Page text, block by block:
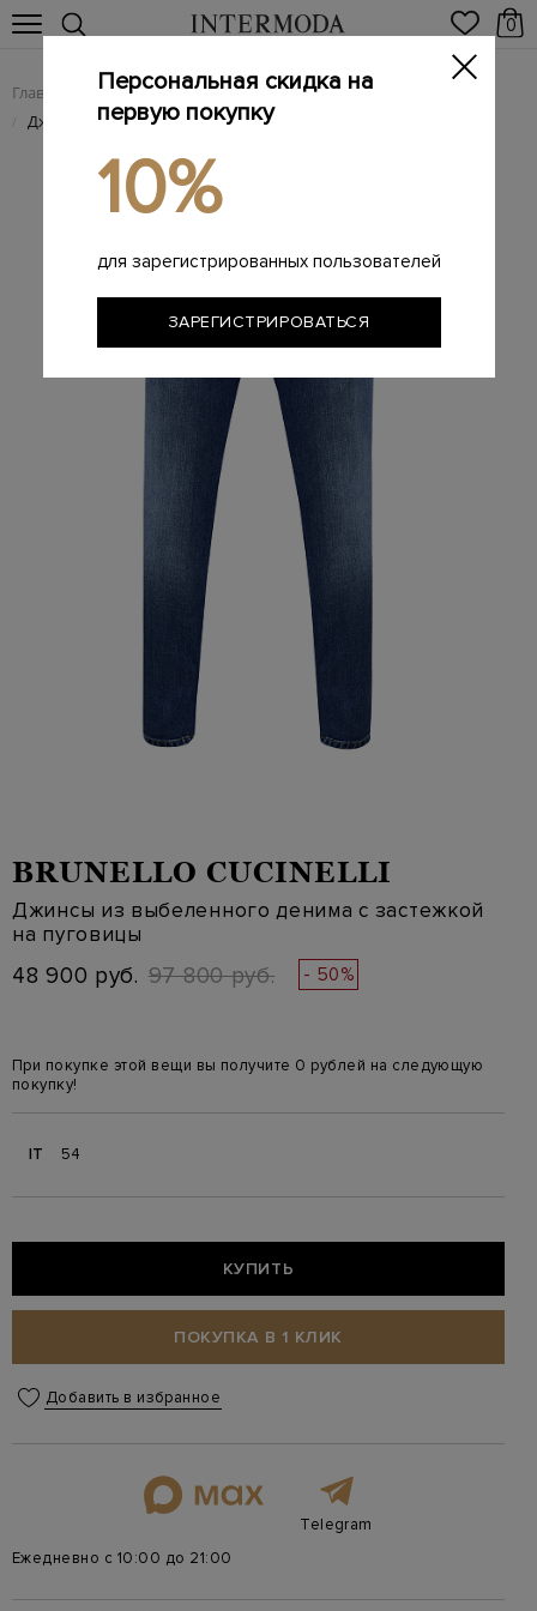
0
Главная Мужчинам / Одежда / Мужские джинсы
/ Джинсы из выбеленного денима с застежкой на пуговицы
BRUNELLO CUCINELLI
Джинсы из выбеленного денима с застежкой
на пуговицы
48 900 руб. 97 800 руб. - 50%
При покупке этой вещи вы получите 0 рублей на следующую
покупку!
IT 54
КУПИТЬ
ПОКУПКА В 1 КЛИК
Добавить в избранное
Telegram
Ежедневно с 10:00 до 21:00
Персональная скидка на
первую покупку
10%
для зарегистрированных пользователей
ЗАРЕГИСТРИРОВАТЬСЯ